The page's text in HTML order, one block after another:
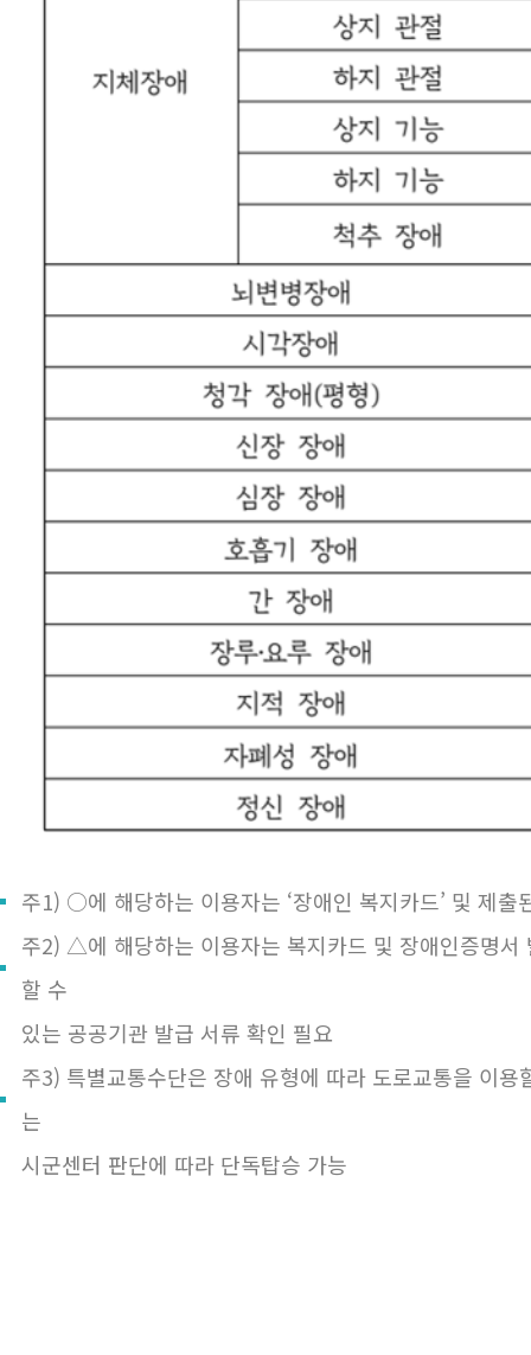
주1) ○에 해당하는 이용자는 ‘장애인 복지카드’ 및 제
주2) △에 해당하는 이용자는 복지카드 및 장애인증명서
할 수
있는 공공기관 발급 서류 확인 필요
주3) 특별교통수단은 장애 유형에 따라 도로교통을 이
는
시군센터 판단에 따라 단독탑승 가능